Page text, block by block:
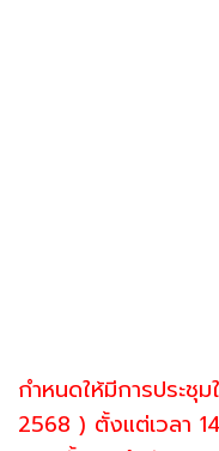
กำหนดให้มีการประ
2568 ) ตั้งแต่เวลา